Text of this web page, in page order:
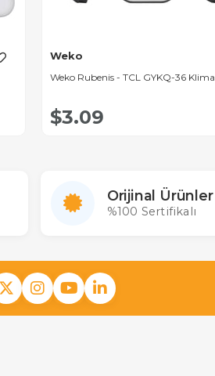
Weko
Weko Rubenis - TCL GYKQ-36
$3.09
Orijinal Ürünler
%100 Sertifikalı